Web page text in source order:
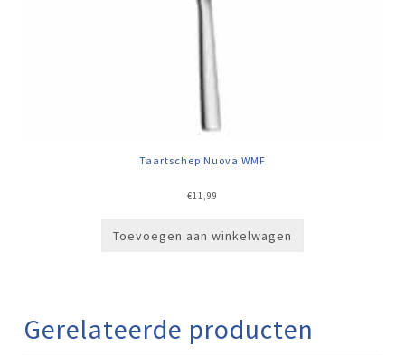
Taartschep Nuova WMF
€11,99
Toevoegen aan winkelwagen
Gerelateerde producten